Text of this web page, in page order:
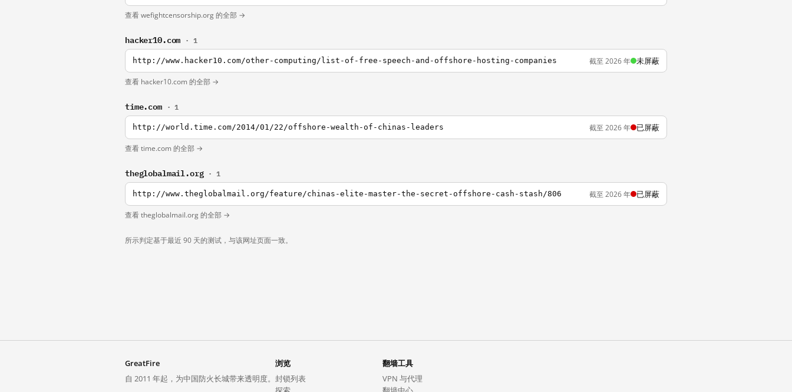
查看 wefightcensorship.org 的全部 →
hacker10.com · 1
http://www.hacker10.com/other-computing/list-of-free-speech-and-offshore-hosting-companies 截至 2026 年 未屏蔽
查看 hacker10.com 的全部 →
time.com · 1
http://world.time.com/2014/01/22/offshore-wealth-of-chinas-leaders 截至 2026 年 已屏蔽
查看 time.com 的全部 →
theglobalmail.org · 1
http://www.theglobalmail.org/feature/chinas-elite-master-the-secret-offshore-cash-stash/806 截至 2026 年 已屏蔽
查看 theglobalmail.org 的全部 →
所示判定基于最近 90 天的测试，与该网址页面一致。
GreatFire
自 2011 年起，为中国防火长城带来透明度。
浏览
封锁列表
翻墙工具
VPN 与代理